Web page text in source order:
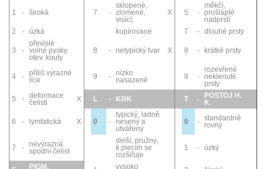
1 - široká 7 -
sklopené,
zlomené,
visící,
X 5 -
měkčí,
prošláplé
nadprstí
2
- úzká kupírované 7 - dlouhé prsty
3 -
převislé
volné pysky,
otev. kouty
8 - netypický tvar X 8 - krátké prsty
4 - příliš výrazné
líce
9 -
nízko
nasazené
9 -
rozevřené
neklenuté
prsty
5
- deformace
čelisti
X L - KRK T -
POSTOJ H.
K.
6 - lymfatická X 0 -
typický, ladně
nesený a
utvářený
0 - standardně
rovný
7 -
nevýrazná
spodní čelist
delší, pružný,
k plecím se
rozšiřuje
1 - úzký
PIGM. vysoko